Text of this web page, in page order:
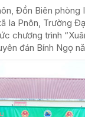
Đồn Biên phòng
Ia Pnôn, Trường
chương trình
đán Bính Ngọ